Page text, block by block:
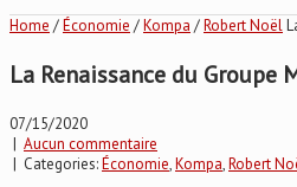
Home /Économie /Kompa /Robert Noël
La Renaissance du Groupe
07/15/2020
| Aucun commentaire
| Categories:Économie,Kompa,Robert